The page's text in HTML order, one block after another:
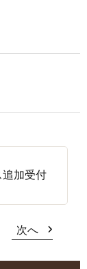
加受付
次へ